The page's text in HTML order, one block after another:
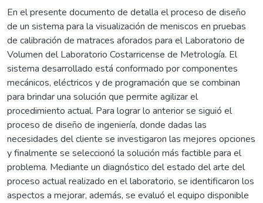
En el presente documento de detalla el proceso de diseño
de un sistema para la visualización de meniscos en pruebas
de calibración de matraces aforados para el Laboratorio de
Volumen del Laboratorio Costarricense de Metrología. El
sistema desarrollado está conformado por componentes
mecánicos, eléctricos y de programación que se combinan
para brindar una solución que permite agilizar el
procedimiento actual. Para lograr lo anterior se siguió el
proceso de diseño de ingeniería, donde dadas las
necesidades del cliente se investigaron las mejores opciones
y finalmente se seleccionó la solución más factible para el
problema. Mediante un diagnóstico del estado del arte del
proceso actual realizado en el laboratorio, se identificaron los
aspectos a mejorar, además, se evaluó el equipo disponible